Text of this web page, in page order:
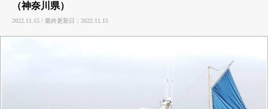
（神奈川県）
2022.11.15 / 最終更新日：2022.11.15